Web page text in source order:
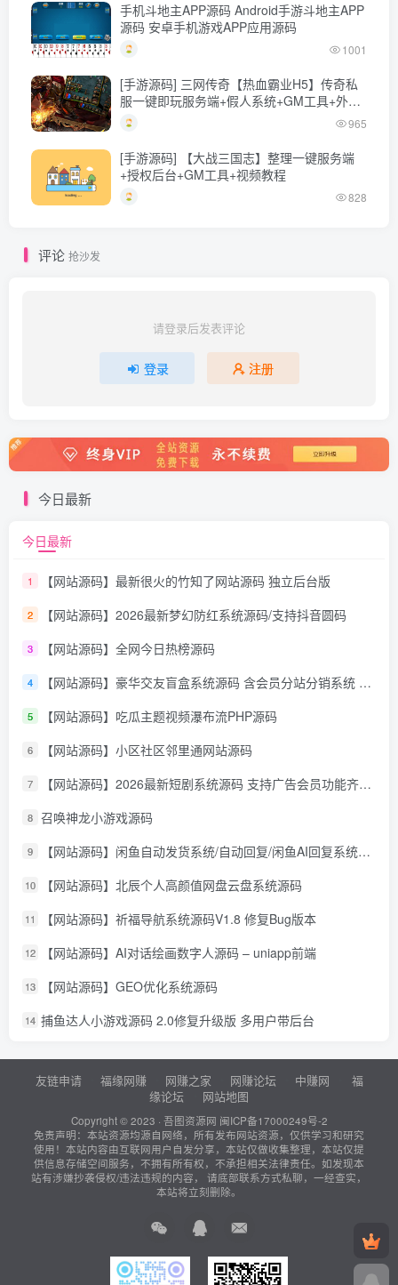
手机斗地主APP源码 Android手游斗地主APP
源码 安卓手机游戏APP应用源码
1001
[手游源码] 三网传奇【热血霸业H5】传奇私
服一键即玩服务端+假人系统+GM工具+外网
教程
965
[手游源码] 【大战三国志】整理一键服务端
+授权后台+GM工具+视频教程
828
评论 抢沙发
请登录后发表评论
登录 注册
今日最新
今日最新
1 【网站源码】最新很火的竹知了网站源码 独立后台版
2 【网站源码】2026最新梦幻防红系统源码/支持抖音圆码
3 【网站源码】全网今日热榜源码
4 【网站源码】豪华交友盲盒系统源码 含会员分站分销系统 可易支付
5 【网站源码】吃瓜主题视频瀑布流PHP源码
6 【网站源码】小区社区邻里通网站源码
7 【网站源码】2026最新短剧系统源码 支持广告会员功能齐全短剧源码
8 召唤神龙小游戏源码
9 【网站源码】闲鱼自动发货系统/自动回复/闲鱼AI回复系统源码
10 【网站源码】北辰个人高颜值网盘云盘系统源码
11 【网站源码】祈福导航系统源码V1.8 修复Bug版本
12 【网站源码】AI对话绘画数字人源码 – uniapp前端
13 【网站源码】GEO优化系统源码
14 捕鱼达人小游戏源码 2.0修复升级版 多用户带后台
友链申请 福缘网赚 网赚之家 网赚论坛 中赚网
福
缘论坛
网站地图
Copyright © 2023 · 吾图资源网 闽ICP备17000249号-2
免责声明：本站资源均源自网络，所有发布网站资源，仅供学习和研究
使用！本站内容由互联网用户自发分享，本站仅做收集整理，本站仅提
供信息存储空间服务，不拥有所有权，不承担相关法律责任。如发现本
站有涉嫌抄袭侵权/违法违规的内容， 请底部联系方式私聊，一经查实，
本站将立刻删除。